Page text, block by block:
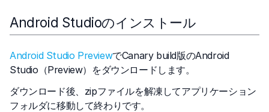
Android Studioのインストール
Android Studio PreviewでCanary build版のAndroid
Studio（Preview）をダウンロードします。
ダウンロード後、zipファイルを解凍してアプリケーション
フォルダに移動して終わりです。